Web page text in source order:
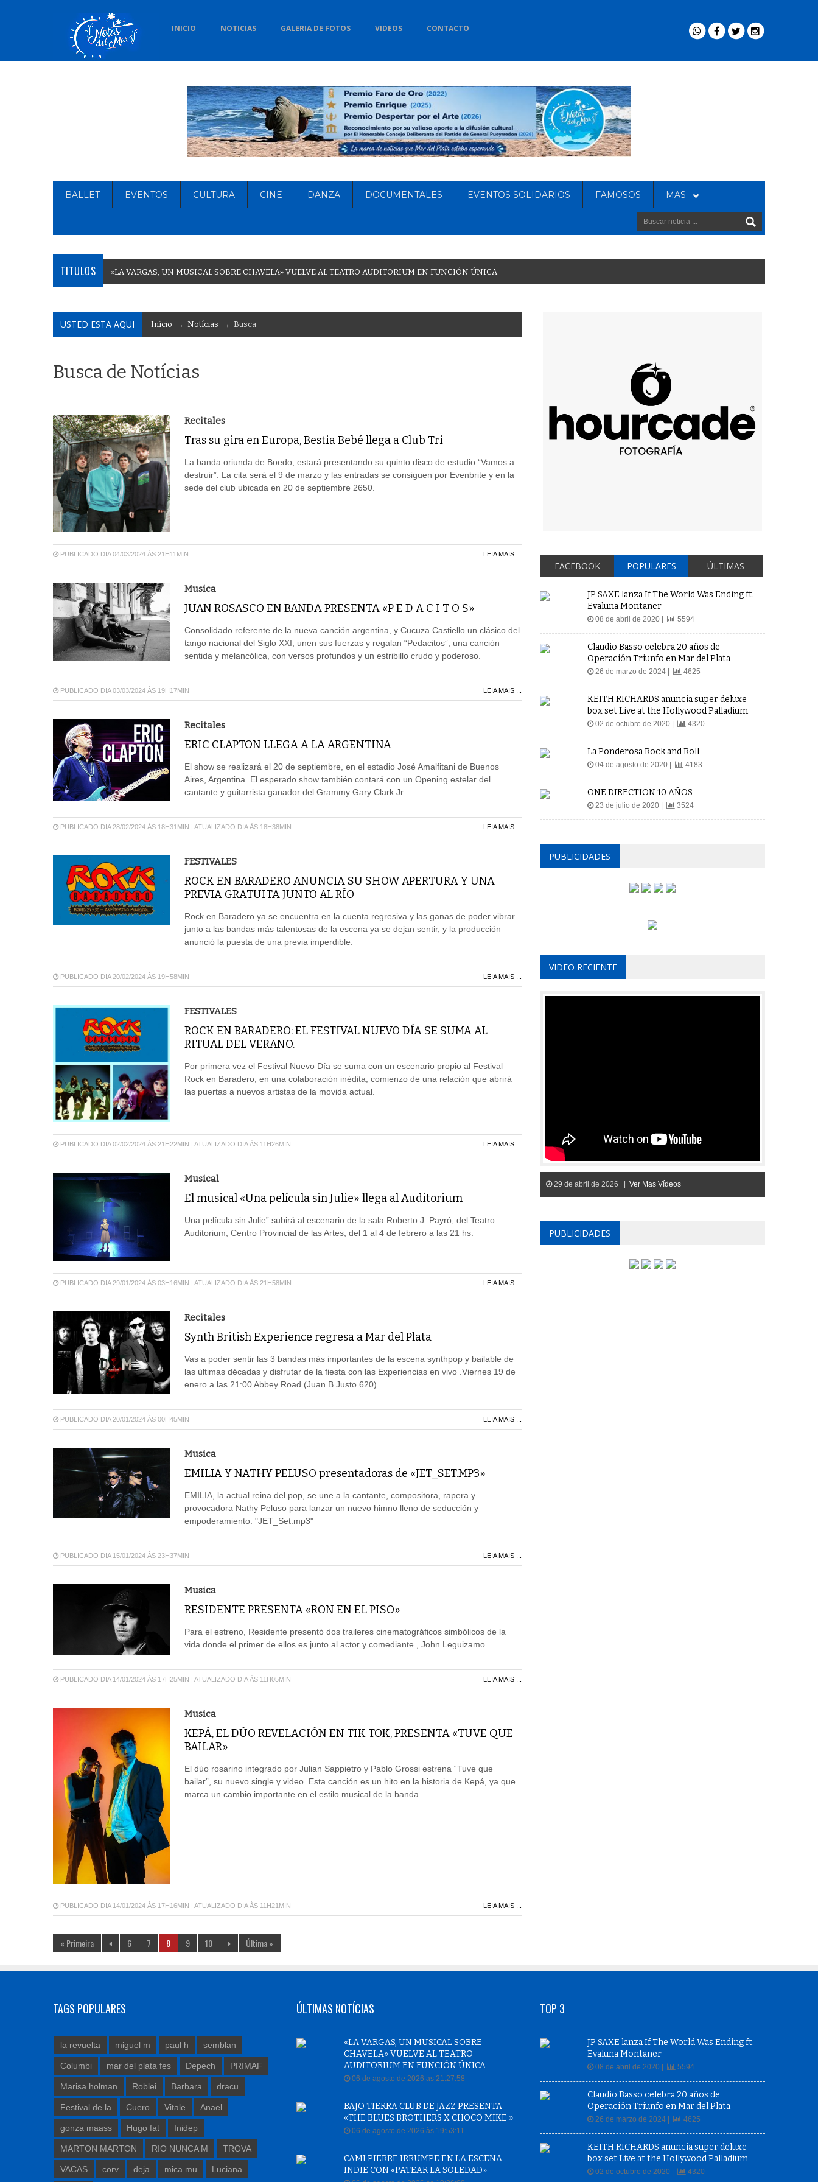
INICIO NOTICIAS GALERIA DE FOTOS VIDEOS CONTACTO
BALLET EVENTOS CULTURA CINE DANZA DOCUMENTALES EVENTOS SOLIDARIOS FAMOSOS MAS
TITULOS «LA VARGAS, UN MUSICAL SOBRE CHAVELA» VUELVE AL TEATRO AUDITORIUM EN FUNCIÓN ÚNICA
USTED ESTA AQUI Início → Notícias → Busca
Busca de Notícias
Recitales
Tras su gira en Europa, Bestia Bebé llega a Club Tri
La banda oriunda de Boedo, estará presentando su quinto disco de estudio “Vamos a
destruir”. La cita será el 9 de marzo y las entradas se consiguen por Evenbrite y en la
sede del club ubicada en 20 de septiembre 2650.
PUBLICADO DIA 04/03/2024 ÀS 21H11MIN LEIA MAIS ...
Musica
JUAN ROSASCO EN BANDA PRESENTA «P E D A C I T O S»
Consolidado referente de la nueva canción argentina, y Cucuza Castiello un clásico del
tango nacional del Siglo XXI, unen sus fuerzas y regalan “Pedacitos”, una canción
sentida y melancólica, con versos profundos y un estribillo crudo y poderoso.
PUBLICADO DIA 03/03/2024 ÀS 19H17MIN LEIA MAIS ...
Recitales
ERIC CLAPTON LLEGA A LA ARGENTINA
El show se realizará el 20 de septiembre, en el estadio José Amalfitani de Buenos
Aires, Argentina. El esperado show también contará con un Opening estelar del
cantante y guitarrista ganador del Grammy Gary Clark Jr.
PUBLICADO DIA 28/02/2024 ÀS 18H31MIN | ATUALIZADO DIA ÀS 18H38MIN LEIA MAIS ...
FESTIVALES
ROCK EN BARADERO ANUNCIA SU SHOW APERTURA Y UNA
PREVIA GRATUITA JUNTO AL RÍO
Rock en Baradero ya se encuentra en la cuenta regresiva y las ganas de poder vibrar
junto a las bandas más talentosas de la escena ya se dejan sentir, y la producción
anunció la puesta de una previa imperdible.
PUBLICADO DIA 20/02/2024 ÀS 19H58MIN LEIA MAIS ...
FESTIVALES
ROCK EN BARADERO: EL FESTIVAL NUEVO DÍA SE SUMA AL
RITUAL DEL VERANO.
Por primera vez el Festival Nuevo Día se suma con un escenario propio al Festival
Rock en Baradero, en una colaboración inédita, comienzo de una relación que abrirá
las puertas a nuevos artistas de la movida actual.
PUBLICADO DIA 02/02/2024 ÀS 21H22MIN | ATUALIZADO DIA ÀS 11H26MIN LEIA MAIS ...
Musical
El musical «Una película sin Julie» llega al Auditorium
Una película sin Julie” subirá al escenario de la sala Roberto J. Payró, del Teatro
Auditorium, Centro Provincial de las Artes, del 1 al 4 de febrero a las 21 hs.
PUBLICADO DIA 29/01/2024 ÀS 03H16MIN | ATUALIZADO DIA ÀS 21H58MIN LEIA MAIS ...
Recitales
Synth British Experience regresa a Mar del Plata
Vas a poder sentir las 3 bandas más importantes de la escena synthpop y bailable de
las últimas décadas y disfrutar de la fiesta con las Experiencias en vivo .Viernes 19 de
enero a las 21:00 Abbey Road (Juan B Justo 620)
PUBLICADO DIA 20/01/2024 ÀS 00H45MIN LEIA MAIS ...
Musica
EMILIA Y NATHY PELUSO presentadoras de «JET_SET.MP3»
EMILIA, la actual reina del pop, se une a la cantante, compositora, rapera y
provocadora Nathy Peluso para lanzar un nuevo himno lleno de seducción y
empoderamiento: "JET_Set.mp3"
PUBLICADO DIA 15/01/2024 ÀS 23H37MIN LEIA MAIS ...
Musica
RESIDENTE PRESENTA «RON EN EL PISO»
Para el estreno, Residente presentó dos traileres cinematográficos simbólicos de la
vida donde el primer de ellos es junto al actor y comediante , John Leguizamo.
PUBLICADO DIA 14/01/2024 ÀS 17H25MIN | ATUALIZADO DIA ÀS 11H05MIN LEIA MAIS ...
Musica
KEPÁ, EL DÚO REVELACIÓN EN TIK TOK, PRESENTA «TUVE QUE
BAILAR»
El dúo rosarino integrado por Julian Sappietro y Pablo Grossi estrena “Tuve que
bailar”, su nuevo single y video. Esta canción es un hito en la historia de Kepá, ya que
marca un cambio importante en el estilo musical de la banda
PUBLICADO DIA 14/01/2024 ÀS 17H16MIN | ATUALIZADO DIA ÀS 11H21MIN LEIA MAIS ...
« Primeira 6 7 8 9 10 Última »
FACEBOOK POPULARES ÚLTIMAS
JP SAXE lanza If The World Was Ending ft.
Evaluna Montaner
08 de abril de 2020 | 5594
Claudio Basso celebra 20 años de
Operación Triunfo en Mar del Plata
26 de marzo de 2024 | 4625
KEITH RICHARDS anuncia super deluxe
box set Live at the Hollywood Palladium
02 de octubre de 2020 | 4320
La Ponderosa Rock and Roll
04 de agosto de 2020 | 4183
ONE DIRECTION 10 AÑOS
23 de julio de 2020 | 3524
PUBLICIDADES
VIDEO RECIENTE
29 de abril de 2026 | Ver Mas Vídeos
PUBLICIDADES
TAGS POPULARES
la revuelta miguel m paul h semblan
Columbi mar del plata fes Depech PRIMAF
Marisa holman Roblei Barbara dracu
Festival de la Cuero Vitale Anael
gonza maass Hugo fat Inidep
MARTON MARTON RIO NUNCA M TROVA
VACAS corv deja mica mu Luciana
ÚLTIMAS NOTÍCIAS
«LA VARGAS, UN MUSICAL SOBRE
CHAVELA» VUELVE AL TEATRO
AUDITORIUM EN FUNCIÓN ÚNICA
06 de agosto de 2026 às 21:27:58
BAJO TIERRA CLUB DE JAZZ PRESENTA
«THE BLUES BROTHERS X CHOCO MIKE »
06 de agosto de 2026 às 19:53:11
CAMI PIERRE IRRUMPE EN LA ESCENA
INDIE CON «PATEAR LA SOLEDAD»
TOP 3
JP SAXE lanza If The World Was Ending ft.
Evaluna Montaner
08 de abril de 2020 | 5594
Claudio Basso celebra 20 años de
Operación Triunfo en Mar del Plata
26 de marzo de 2024 | 4625
KEITH RICHARDS anuncia super deluxe
box set Live at the Hollywood Palladium
02 de octubre de 2020 | 4320